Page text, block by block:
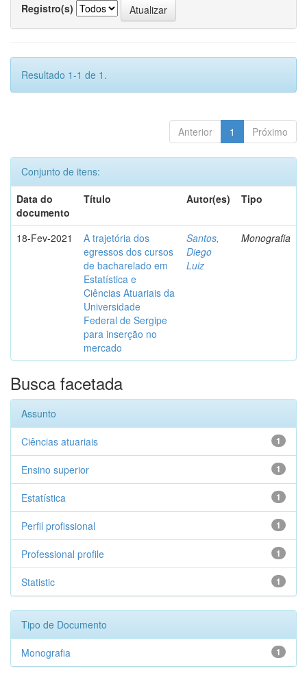
Registro(s)
Resultado 1-1 de 1.
Anterior 1 Próximo
Conjunto de itens:
Data do
documento
Título Autor(es) Tipo
18-Fev-2021
A trajetória dos
egressos dos cursos
de bacharelado em
Estatística e
Ciências Atuariais da
Universidade
Federal de Sergipe
para inserção no
mercado
Santos,
Diego
Luiz
Monografia
Busca facetada
Assunto
1
Ciências atuariais
1
Ensino superior
1
Estatística
1
Perfil profissional
1
Professional profile
1
Statistic
Tipo de Documento
1
Monografia